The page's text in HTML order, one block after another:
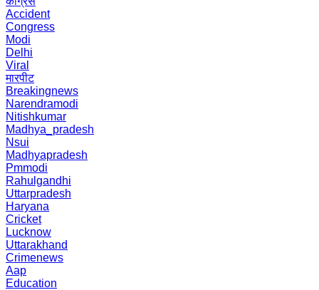
Accident
Congress
Modi
Delhi
Viral
मारपीट
Breakingnews
Narendramodi
Nitishkumar
Madhya_pradesh
Nsui
Madhyapradesh
Pmmodi
Rahulgandhi
Uttarpradesh
Haryana
Cricket
Lucknow
Uttarakhand
Crimenews
Aap
Education